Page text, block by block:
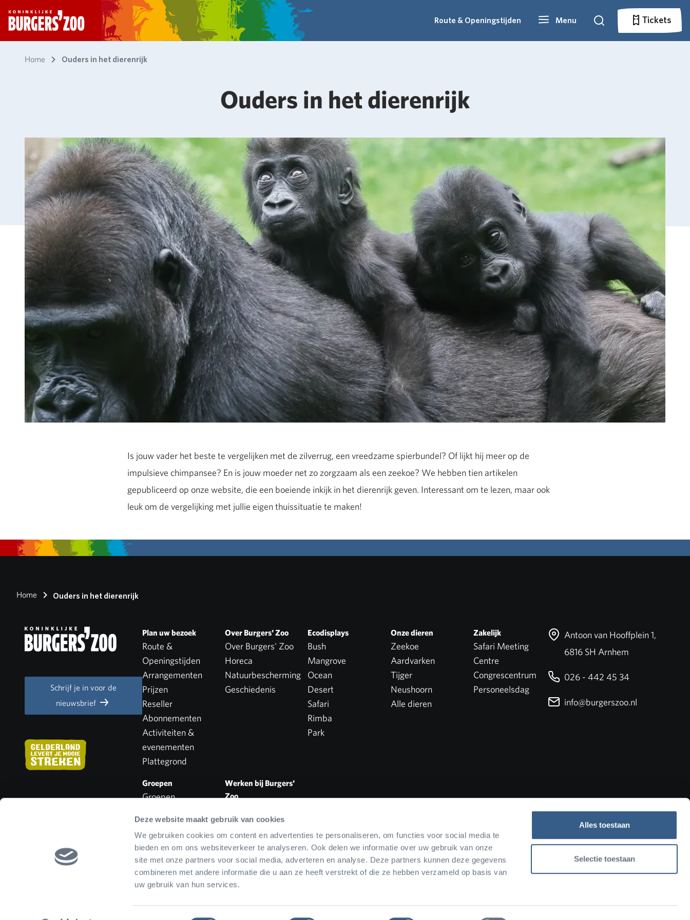
Deze website maakt gebruik van cookies
We gebruiken cookies om content en advertenties te personaliseren, om functies voor social media te
bieden en om ons websiteverkeer te analyseren. Ook delen we informatie over uw gebruik van onze
site met onze partners voor social media, adverteren en analyse. Deze partners kunnen deze gegevens
combineren met andere informatie die u aan ze heeft verstrekt of die ze hebben verzameld op basis van
uw gebruik van hun services.
Alles toestaan
Selectie toestaan
- Homepagina Route & Openingstijden Menu Zoeken Tickets
Tickets
Home Ouders in het dierenrijk
Ouders in het dierenrijk
Is jouw vader het beste te vergelijken met de zilverrug, een vreedzame spierbundel? Of lijkt hij meer op de
impulsieve chimpansee? En is jouw moeder net zo zorgzaam als een zeekoe? We hebben tien artikelen
gepubliceerd op onze website, die een boeiende inkijk in het dierenrijk geven. Interessant om te lezen, maar ook
leuk om de vergelijking met jullie eigen thuissituatie te maken!
Home Ouders in het dierenrijk
Schrijf je in voor de
nieuwsbrief
Plan uw bezoek
Route &
Openingstijden
Arrangementen
Prijzen
Reseller
Abonnementen
Activiteiten &
evenementen
Plattegrond
Over Burgers' Zoo
Over Burgers' Zoo
Horeca
Natuurbescherming
Geschiedenis
Ecodisplays
Bush
Mangrove
Ocean
Desert
Safari
Rimba
Park
Onze dieren
Zeekoe
Aardvarken
Tijger
Neushoorn
Alle dieren
Zakelijk
Safari Meeting
Centre
Congrescentrum
Personeelsdag
Groepen
Groepen
Zorginstellingen
Personeelsvereniging
Werken bij Burgers'
Zoo
Antoon van Hooffplein 1,
6816 SH Arnhem
026 - 442 45 34
info@burgerszoo.nl
Voorwaarden cadeaubonnen Privacy statement